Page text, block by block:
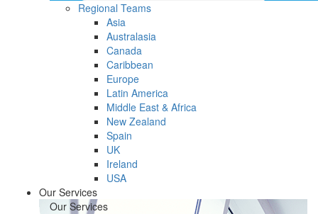
Regional Teams
Asia
Australasia
Canada
Caribbean
Europe
Latin America
Middle East & Africa
New Zealand
Spain
UK
Ireland
USA
Our Services
Our Services